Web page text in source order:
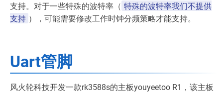
支持。对于一些特殊的波特率（ 特殊的波特率我们不提供
支持 ），可能需要修改工作时钟分频策略才能支持。
Uart管脚
风火轮科技开发一款rk3588s的主板youyeetoo R1，该主板